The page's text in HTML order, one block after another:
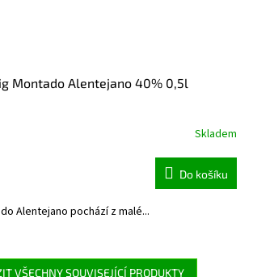
Montado Alentejano 40% 0,5l
Skladem
Do košíku
Alentejano pochází z malé...
VŠECHNY SOUVISEJÍCÍ PRODUKTY